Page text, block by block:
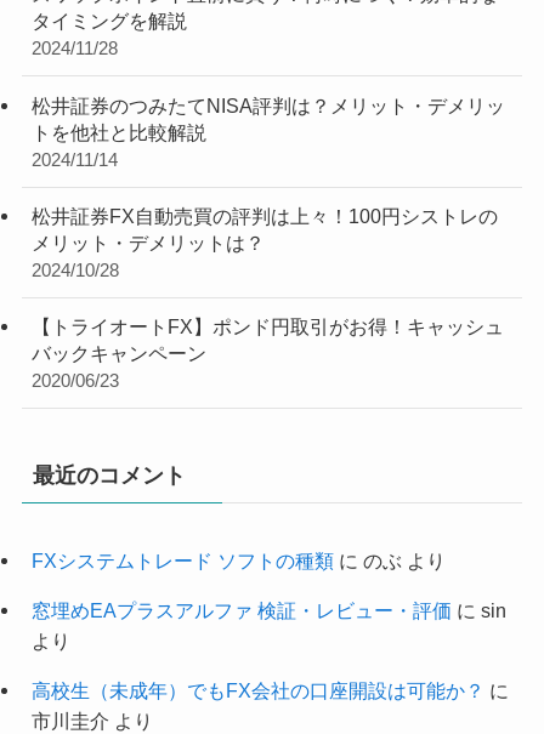
タイミングを解説
2024/11/28
松井証券のつみたてNISA評判は？メリット・デメリッ
トを他社と比較解説
2024/11/14
松井証券FX自動売買の評判は上々！100円シストレの
メリット・デメリットは？
2024/10/28
【トライオートFX】ポンド円取引がお得！キャッシュ
バックキャンペーン
2020/06/23
最近のコメント
FXシステムトレード ソフトの種類に のぶ より
窓埋めEAプラスアルファ 検証・レビュー・評価 に sin
より
高校生（未成年）でもFX会社の口座開設は可能か？ に
市川圭介 より